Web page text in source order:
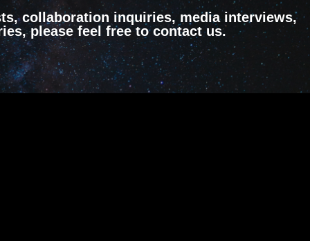
collaboration inquiries, media interviews,
please feel free to contact us.